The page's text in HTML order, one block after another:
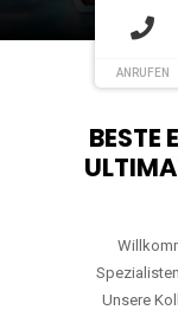
ANRUFEN
BESTE
Unsere